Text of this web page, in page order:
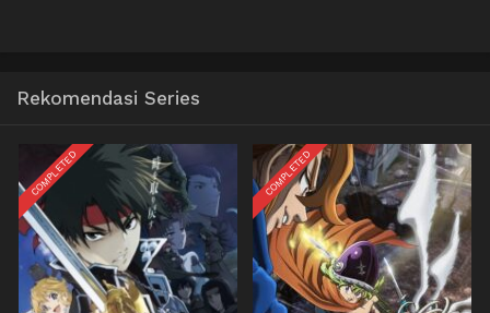
Rekomendasi Series
COMPLETED COMPLETED